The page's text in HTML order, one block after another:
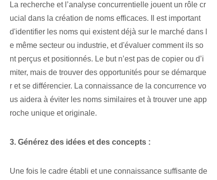
La recherche et l’analyse concurrentielle jouent un rôle cr
ucial dans la création de noms efficaces. Il est important
d'identifier les noms qui existent déjà sur le marché dans l
e même secteur ou industrie, et d'évaluer comment ils so
nt perçus et positionnés. Le but n’est pas de copier ou d’i
miter, mais de trouver des opportunités pour se démarque
r et se différencier. La connaissance​ de​ la​ concurrence vo
us aidera à éviter les noms similaires et à trouver une app
roche unique et originale.
3. Générez des idées et des concepts :
Une fois le cadre établi et une connaissance suffisante de